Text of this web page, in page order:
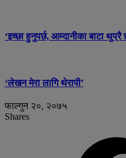
‘इच्छा हुनुपर्छ, आम्दानीका बाटा थुप्रै
‘लेखन मेरा लागि थेरापी’
फाल्गुन २०, २०७५
Shares